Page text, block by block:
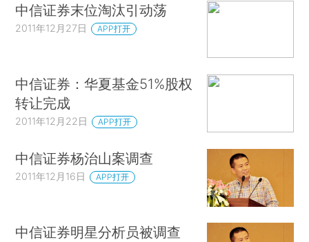
中信证券末位淘汰引动荡
2011年12月27日 APP打开
中信证券：华夏基金51%股权
转让完成
2011年12月22日 APP打开
中信证券杨治山案调查
2011年12月16日 APP打开
中信证券明星分析员被调查